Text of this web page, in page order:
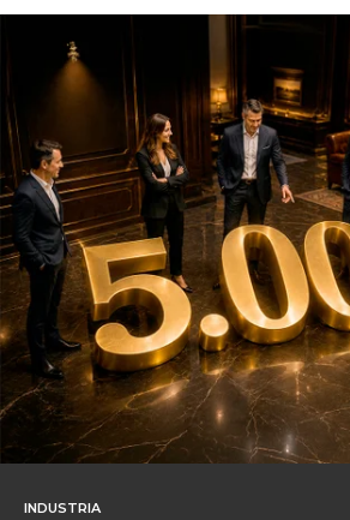
INDUSTRIA